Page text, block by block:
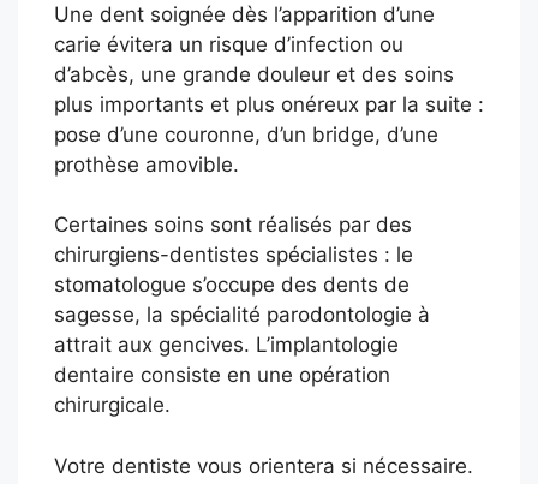
Une dent soignée dès l’apparition d’une
carie évitera un risque d’infection ou
d’abcès, une grande douleur et des soins
plus importants et plus onéreux par la suite :
pose d’une couronne, d’un bridge, d’une
prothèse amovible.
Certaines soins sont réalisés par des
chirurgiens-dentistes spécialistes : le
stomatologue s’occupe des dents de
sagesse, la spécialité parodontologie à
attrait aux gencives. L’implantologie
dentaire consiste en une opération
chirurgicale.
Votre dentiste vous orientera si nécessaire.